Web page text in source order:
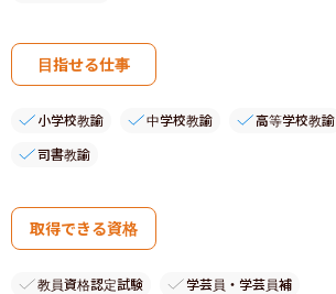
目指せる仕事
小学校教諭 中学校教諭 高等学校教諭
司書教諭
取得できる資格
教員資格認定試験
学芸員・学芸員補